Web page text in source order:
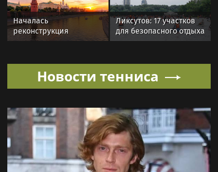
озерского соединения
по охране важных
государственных
объектов
Началась
реконструкция
спортивного комплекса
Ликсутов: 17 участков
для безопасного отдыха
и водного спорта
Новости тенниса